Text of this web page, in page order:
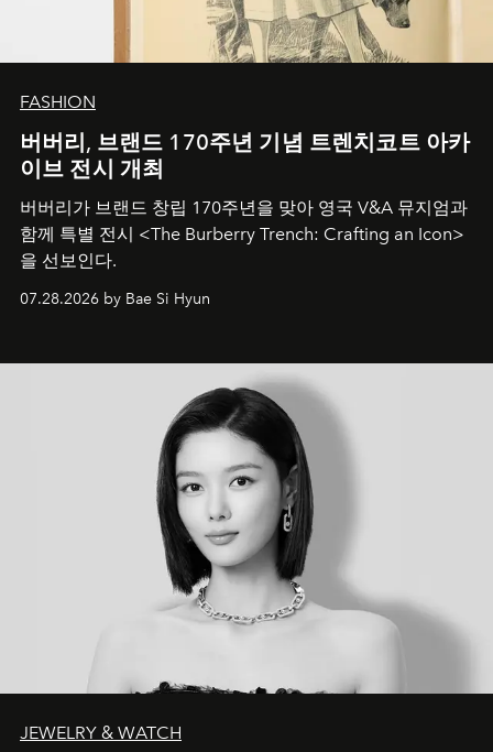
FASHION
버버리, 브랜드 170주년 기념 트렌치코트 아카
이브 전시 개최
버버리가 브랜드 창립 170주년을 맞아 영국 V&A 뮤지엄과
함께 특별 전시 <The Burberry Trench: Crafting an Icon>
을 선보인다.
07.28.2026 by Bae Si Hyun
JEWELRY & WATCH